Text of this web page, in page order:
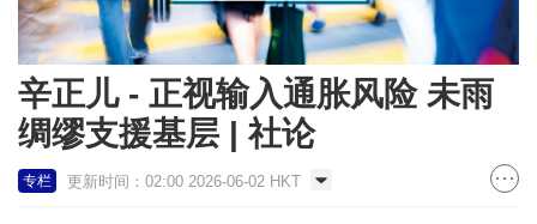
辛正儿 - 正视输入通胀风险 未雨
绸缪支援基层 | 社论
专栏 更新时间：02:00 2026-06-02 HKT